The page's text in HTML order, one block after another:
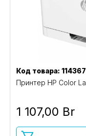
Код товара: 114367
Принтер HP Color
1 107,00 Br